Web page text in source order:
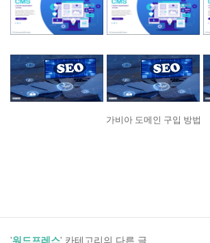
가비아 도메인 구입 방법
'워드프레스' 카테고리의 다른 글